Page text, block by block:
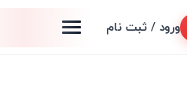
ورود / ثبت نام